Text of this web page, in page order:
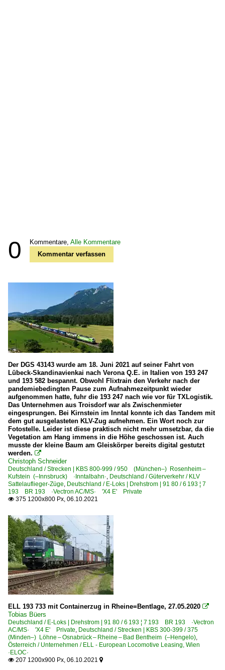
0 Kommentare, Alle Kommentare
Kommentar verfassen
Der DGS 43143 wurde am 18. Juni 2021 auf seiner Fahrt von
Lübeck-Skandinavienkai nach Verona Q.E. in Italien von 193 247
und 193 582 bespannt. Obwohl Flixtrain den Verkehr nach der
pandemiebedingten Pause zum Aufnahmezeitpunkt wieder
aufgenommen hatte, fuhr die 193 247 nach wie vor für TXLogistik.
Das Unternehmen aus Troisdorf war als Zwischenmieter
eingesprungen. Bei Kirnstein im Inntal konnte ich das Tandem mit
dem gut ausgelasteten KLV-Zug aufnehmen. Ein Wort noch zur
Fotostelle. Leider ist diese praktisch nicht mehr umsetzbar, da die
Vegetation am Hang immens in die Höhe geschossen ist. Auch
musste der kleine Baum am Gleiskörper bereits digital gestutzt
werden. 
Christoph Schneider
Deutschland / Strecken | KBS 800-999 / 950 (München–) Rosenheim –
Kufstein (–Innsbruck) ·Inntalbahn·, Deutschland / Güterverkehr / KLV
Sattelauflieger-Züge, Deutschland / E-Loks | Drehstrom | 91 80 / 6 193 ¦ 7
193 BR 193 ·Vectron AC/MS· 'X4 E' Private
 375 1200x800 Px, 06.10.2021
ELL 193 733 mit Containerzug in Rheine=Bentlage, 27.05.2020 
Tobias Büers
Deutschland / E-Loks | Drehstrom | 91 80 / 6 193 ¦ 7 193 BR 193 ·Vectron
AC/MS· 'X4 E' Private, Deutschland / Strecken | KBS 300-399 / 375
(Minden–) Löhne – Osnabrück – Rheine – Bad Bentheim (–Hengelo),
Österreich / Unternehmen / ELL - European Locomotive Leasing, Wien
·ELOC·
 207 1200x900 Px, 06.10.2021 